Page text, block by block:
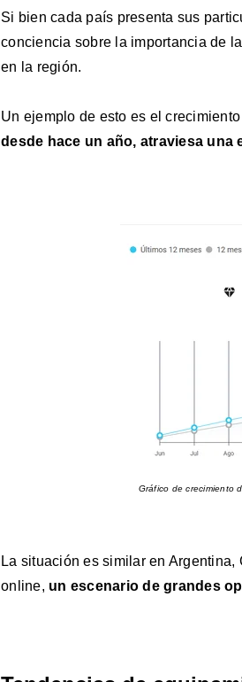
Si bien cada país presenta sus
conciencia sobre la importancia de
en la región.
Un ejemplo de esto es el
desde hace un año, atraviesa una
Gráfico de crecimiento
La situación es similar en
online, un escenario de grandes